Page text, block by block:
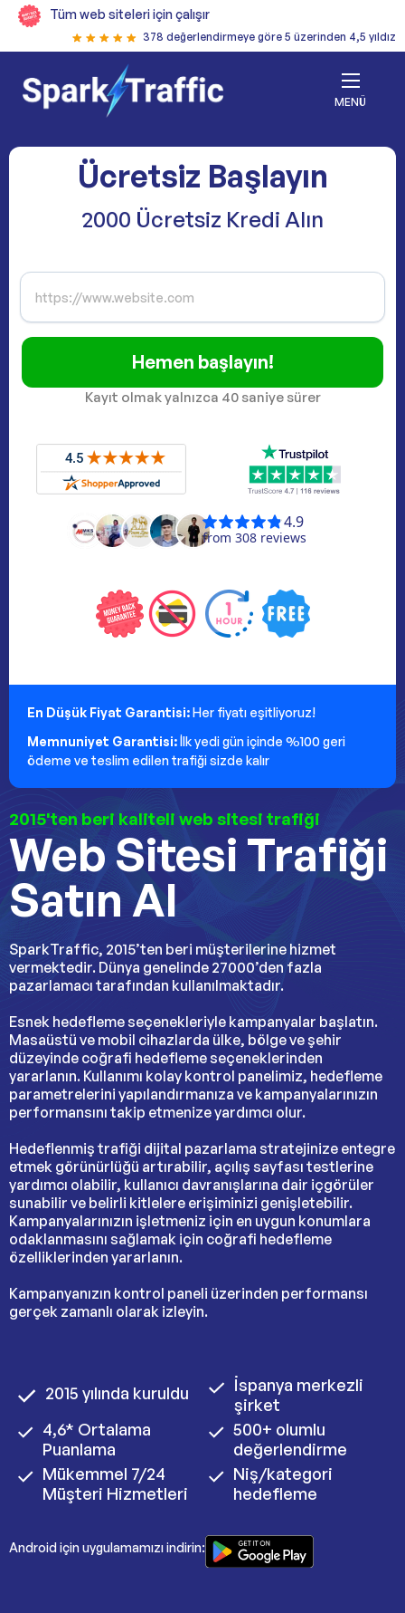
Tüm web siteleri için çalışır
378 değerlendirmeye göre 5 üzerinden 4,5 yıldız
MENÜ
2015'ten beri kaliteli web sitesi trafiği
Web Sitesi Trafiği
Satın Al
SparkTraffic, 2015’ten beri müşterilerine hizmet
vermektedir. Dünya genelinde 27000’den fazla
pazarlamacı tarafından kullanılmaktadır.
Esnek hedefleme seçenekleriyle kampanyalar başlatın.
Masaüstü ve mobil cihazlarda ülke, bölge ve şehir
düzeyinde coğrafi hedefleme seçeneklerinden
yararlanın. Kullanımı kolay kontrol panelimiz, hedefleme
parametrelerini yapılandırmanıza ve kampanyalarınızın
performansını takip etmenize yardımcı olur.
Hedeflenmiş trafiği dijital pazarlama stratejinize entegre
etmek görünürlüğü artırabilir, açılış sayfası testlerine
yardımcı olabilir, kullanıcı davranışlarına dair içgörüler
sunabilir ve belirli kitlelere erişiminizi genişletebilir.
Kampanyalarınızın işletmeniz için en uygun konumlara
odaklanmasını sağlamak için coğrafi hedefleme
özelliklerinden yararlanın.
Kampanyanızın kontrol paneli üzerinden performansı
gerçek zamanlı olarak izleyin.
2015 yılında kuruldu
4,6* Ortalama
Puanlama
Mükemmel 7/24
Müşteri Hizmetleri
İspanya merkezli
şirket
500+ olumlu
değerlendirme
Niş/kategori
hedefleme
Android için uygulamamızı indirin:
Ücretsiz Başlayın
2000 Ücretsiz Kredi Alın
Hemen başlayın!
Kayıt olmak yalnızca 40 saniye sürer
En Düşük Fiyat Garantisi:Her fiyatı eşitliyoruz!
Memnuniyet Garantisi:İlk yedi gün içinde %100 geri
ödeme ve teslim edilen trafiği sizde kalır